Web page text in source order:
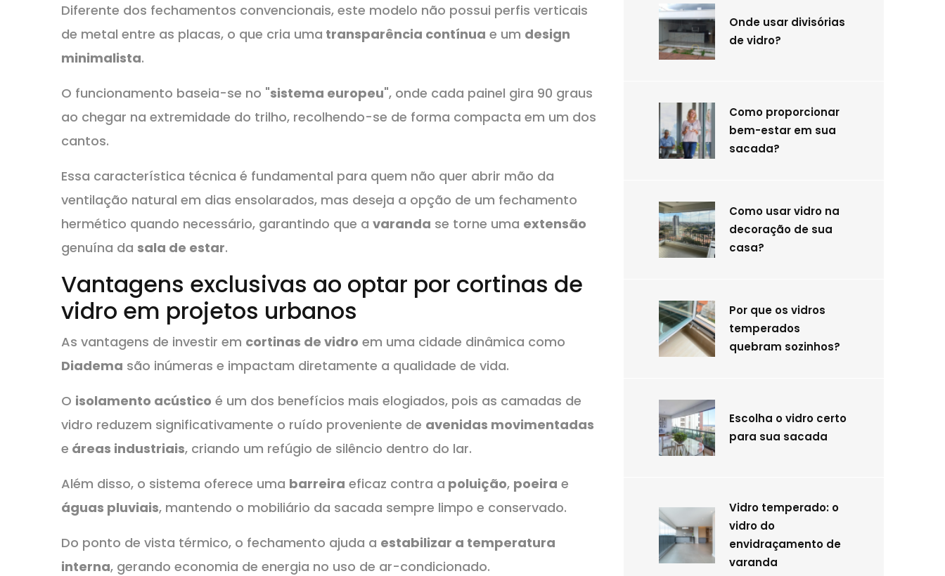
Diferente dos fechamentos convencionais, este modelo não possui perfis verticais
de metal entre as placas, o que cria uma transparência contínua e um design
minimalista.
O funcionamento baseia-se no "sistema europeu", onde cada painel gira 90 graus
ao chegar na extremidade do trilho, recolhendo-se de forma compacta em um dos
cantos.
Essa característica técnica é fundamental para quem não quer abrir mão da
ventilação natural em dias ensolarados, mas deseja a opção de um fechamento
hermético quando necessário, garantindo que a varanda se torne uma extensão
genuína da sala de estar.
Vantagens exclusivas ao optar por cortinas de
vidro em projetos urbanos
As vantagens de investir em cortinas de vidro em uma cidade dinâmica como
Diadema são inúmeras e impactam diretamente a qualidade de vida.
O isolamento acústico é um dos benefícios mais elogiados, pois as camadas de
vidro reduzem significativamente o ruído proveniente de avenidas movimentadas
e áreas industriais, criando um refúgio de silêncio dentro do lar.
Além disso, o sistema oferece uma barreira eficaz contra a poluição, poeira e
águas pluviais, mantendo o mobiliário da sacada sempre limpo e conservado.
Do ponto de vista térmico, o fechamento ajuda a estabilizar a temperatura
interna, gerando economia de energia no uso de ar-condicionado.
Onde usar divisórias
de vidro?
Como proporcionar
bem-estar em sua
sacada?
Como usar vidro na
decoração de sua
casa?
Por que os vidros
temperados
quebram sozinhos?
Escolha o vidro certo
para sua sacada
Vidro temperado: o
vidro do
envidraçamento de
varanda